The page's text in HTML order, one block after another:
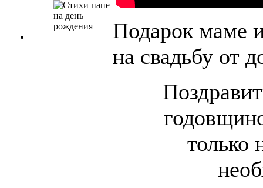
Подарок маме
на свадьбу от
только